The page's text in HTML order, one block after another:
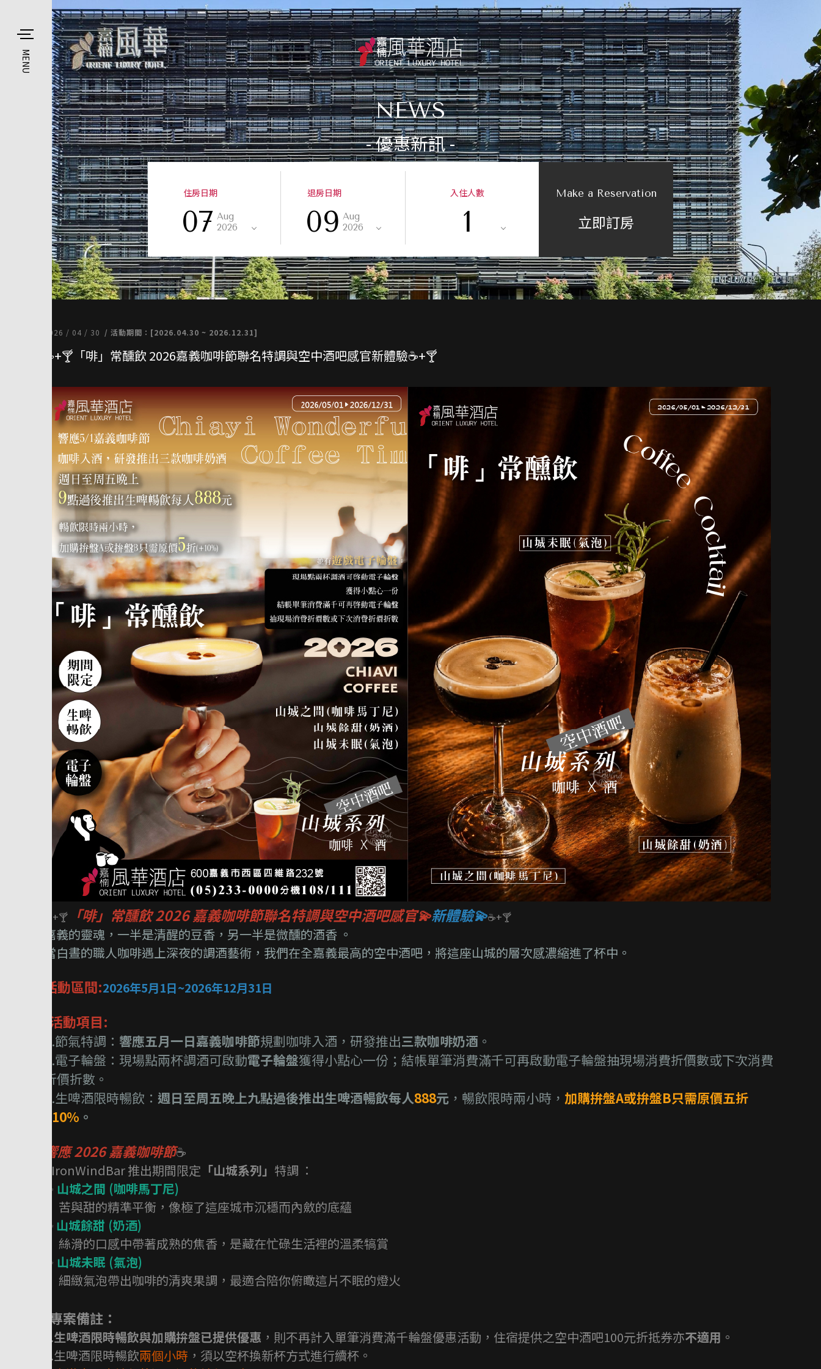
MENU
NEWS
- 優惠新訊 -
住房日期
07 Aug
2026
退房日期
09 Aug
2026
入住人數
1
Make a Reservation
立即訂房
2026 / 04 / 30 / 活動期間：[2026.04.30 ~ 2026.12.31]
☕+🍸「啡」常醺飲 2026嘉義咖啡節聯名特調與空中酒吧感官新體驗☕+🍸
☕+🍸 「啡」常醺飲 2026 嘉義咖啡節聯名特調與空中酒吧感官💫新體驗💫☕+🍸
嘉義的靈魂，一半是清醒的豆香，另一半是微醺的酒香 。
當白晝的職人咖啡遇上深夜的調酒藝術，我們在全嘉義最高的空中酒吧，將這座山城的層次感濃縮進了杯中。
活動區間:2026年5月1日~2026年12月31日
\活動項目:
1.節氣特調： 響應五月一日嘉義咖啡節規劃咖啡入酒，研發推出三款咖啡奶酒 。
2.電子輪盤：現場點兩杯調酒可啟動電子輪盤獲得小點心一份；結帳單筆消費滿千可再啟動電子輪盤抽現場消費折價數或下次消費
折價折數。
3.生啤酒限時暢飲： 週日至周五晚上九點過後推出生啤酒暢飲每人888元 ，暢飲限時兩小時， 加購拚盤A或拚盤B只需原價五折
+10% 。
響應 2026 嘉義咖啡節☕️
#IronWindBar 推出期間限定 「山城系列」 特調 ：
✨ 山城之間 (咖啡馬丁尼)
苦與甜的精準平衡，像極了這座城市沉穩而內斂的底蘊
✨ 山城餘甜 (奶酒)
絲滑的口感中帶著成熟的焦香，是藏在忙碌生活裡的溫柔犒賞
✨ 山城未眠 (氣泡)
細緻氣泡帶出咖啡的清爽果調，最適合陪你俯瞰這片不眠的燈火
\專案備註：
1.生啤酒限時暢飲與加購拚盤已提供優惠 ，則不再計入單筆消費滿千輪盤優惠活動，住宿提供之空中酒吧100元折抵券亦不適用 。
2.生啤酒限時暢飲兩個小時 ，須以空杯換新杯方式進行續杯。